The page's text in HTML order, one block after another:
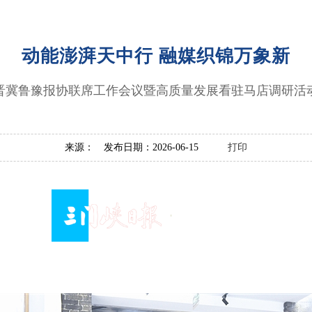
动能澎湃天中行 融媒织锦万象新
鲁豫报协联席工作会议暨高质量发展看驻马店调研活
来源： 发布日期：2026-06-15 打印